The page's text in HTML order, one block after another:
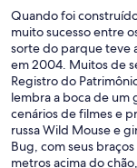
Quando foi
muito sucesso entre
sorte do parque teve
em 2004. Muitos de
Registro do
lembra a boca de um
cenários de filmes e
russa Wild Mouse e
Bug, com seus
metros acima do